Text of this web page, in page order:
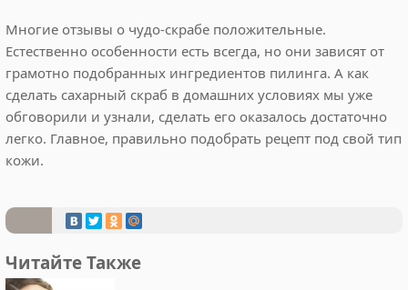
Многие отзывы о чудо-скрабе положительные.
Естественно особенности есть всегда, но они зависят от
грамотно подобранных ингредиентов пилинга. А как
сделать сахарный скраб в домашних условиях мы уже
обговорили и узнали, сделать его оказалось достаточно
легко. Главное, правильно подобрать рецепт под свой тип
кожи.
Читайте Также